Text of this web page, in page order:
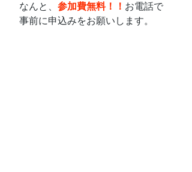
なんと、 参加費無料！！ お電話で
事前に申込みをお願いします。